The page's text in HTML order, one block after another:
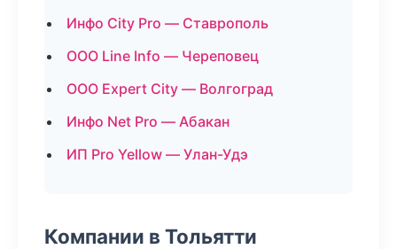
Инфо City Pro — Ставрополь
ООО Line Info — Череповец
ООО Expert City — Волгоград
Инфо Net Pro — Абакан
ИП Pro Yellow — Улан-Удэ
Компании в Тольятти